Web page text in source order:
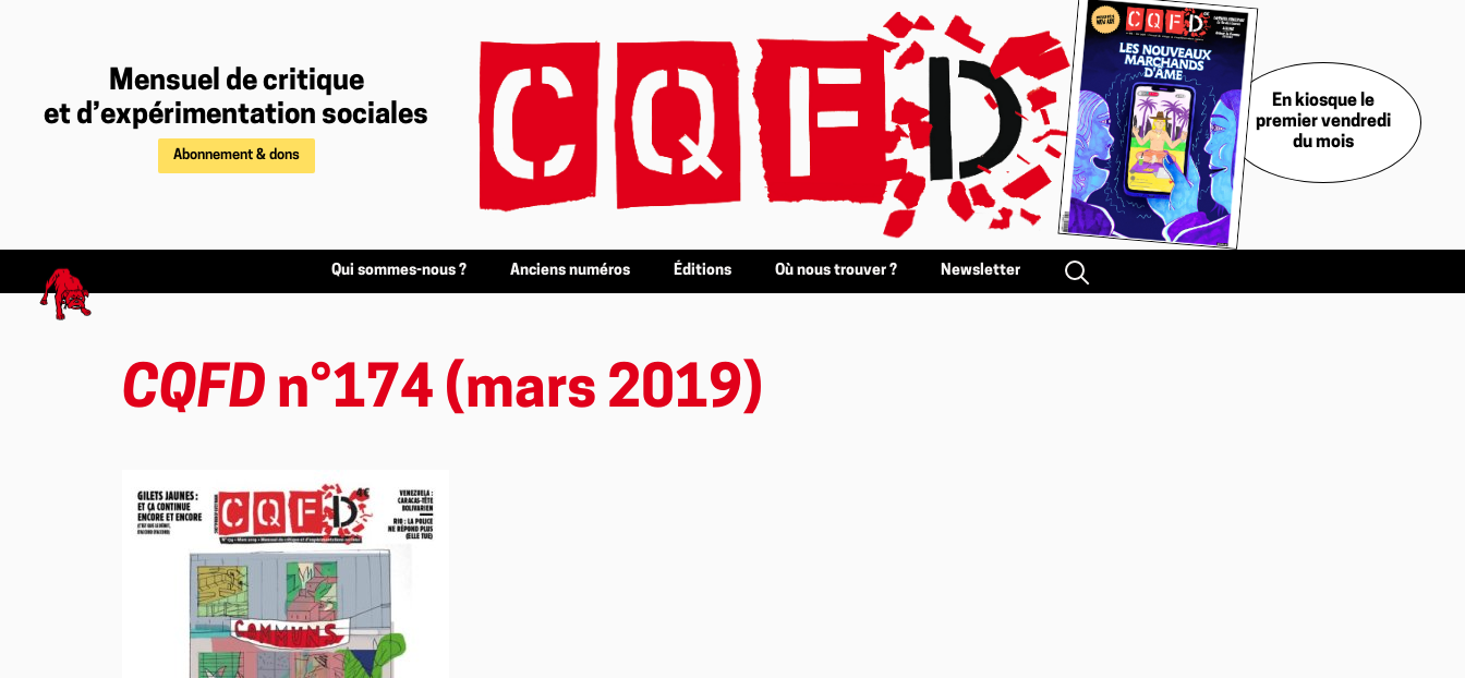
Mensuel de critique
et d’expérimentation sociales
Abonnement & dons
En kiosque le
premier vendredi
du mois
Qui sommes-nous ? Anciens numéros Éditions Où nous trouver ? Newsletter
CQFD n°174 (mars 2019)